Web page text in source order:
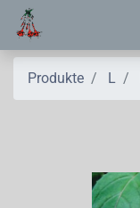
Produkte L